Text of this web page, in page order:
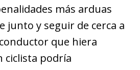
más arduas
junto y seguir de cerca a
que hiera
ciclista podría